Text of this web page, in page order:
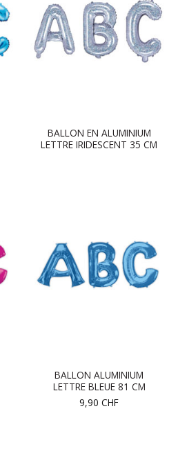
BALLON EN ALUMINIUM
LETTRE IRIDESCENT 35 CM
BALLON ALUMINIUM
LETTRE BLEUE 81 CM
9,90 CHF